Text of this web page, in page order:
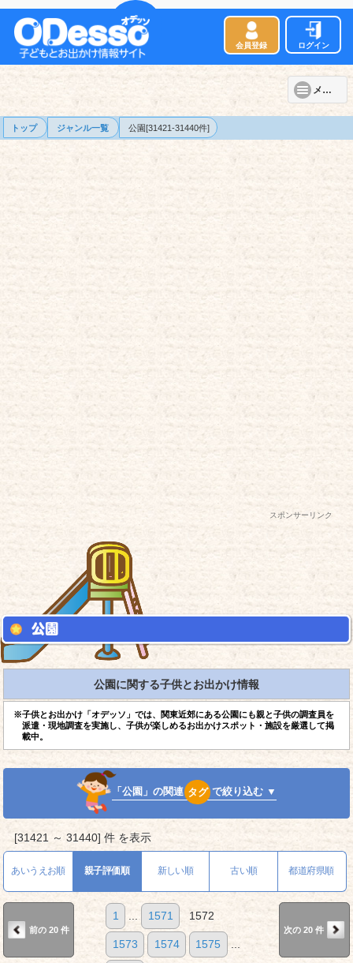
会員登録 ログイン
メニュー
トップ ジャンル一覧 公園[31421-31440件]
スポンサーリンク
公園に関する子供とお出かけ情報
※子供とお出かけ「オデッソ」では、関東近郊にある公園にも親と子供の調査員を
派遣・現地調査を実施し、子供が楽しめるお出かけスポット・施設を厳選して掲
載中。
「公園」の関連 タグ で絞り込む ▼
[31421 ～ 31440] 件 を表示
あいうえお順 親子評価順 新しい順 古い順 都道府県順
前の 20 件
1 ... 1571 1572
1573 1574 1575 ...
次の 20 件